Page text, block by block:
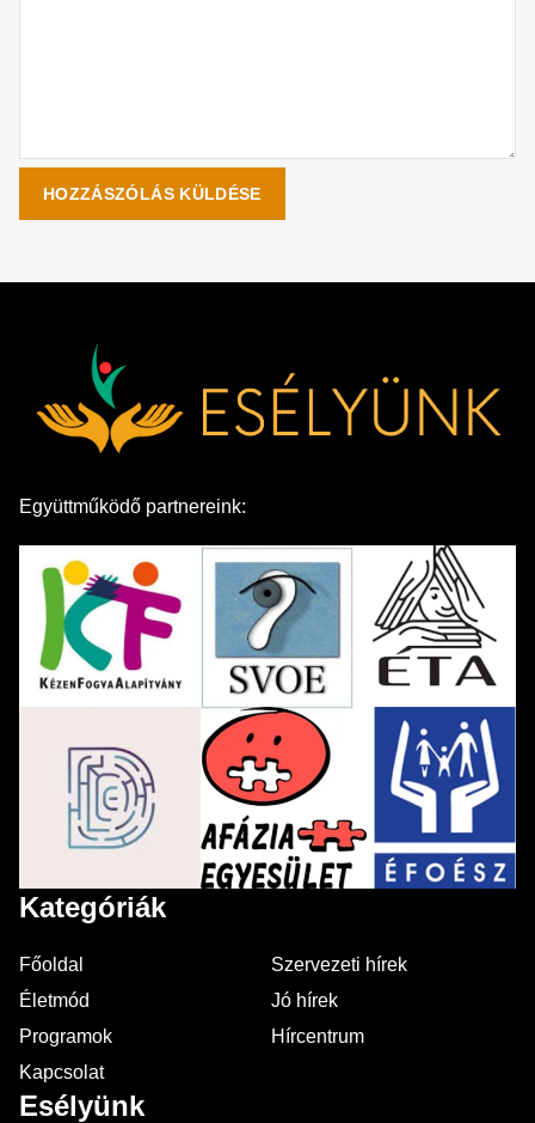
Együttműködő partnereink:
Kategóriák
Főoldal
Szervezeti hírek
Életmód
Jó hírek
Programok
Hírcentrum
Kapcsolat
Esélyünk